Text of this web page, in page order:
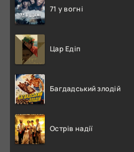
71 у вогні
Цар Едіп
Багдадський злодій
Острів надії